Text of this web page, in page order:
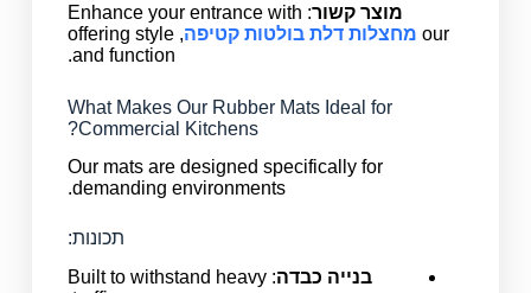
מוצר קשור : Enhance your entrance with
our מחצלות דלת בולטות קטיפה , offering style
and function.
What Makes Our Rubber Mats Ideal for
Commercial Kitchens?
Our mats are designed specifically for
demanding environments.
תכונות:
בנייה כבדה : Built to withstand heavy